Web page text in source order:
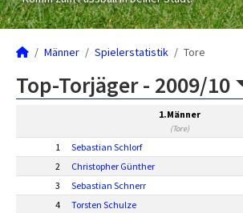
Männer Spielerstatistik Tore
Top-Torjäger - 2009/10
1.Männer
(Tore)
1 Sebastian Schlorf
2
Christopher Günther
3
Sebastian Schnerr
4
Torsten Schulze